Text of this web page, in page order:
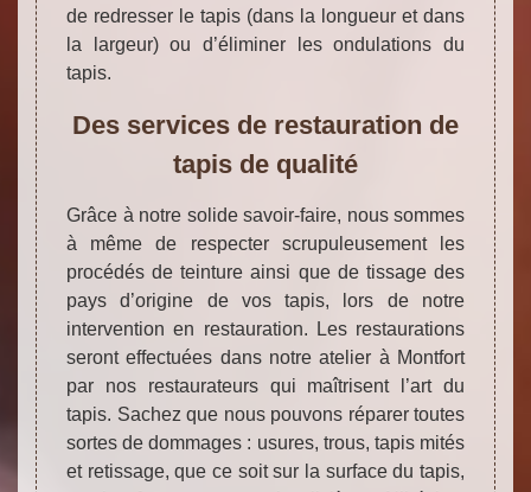
de redresser le tapis (dans la longueur et dans
la largeur) ou d’éliminer les ondulations du
tapis.
Des services de restauration de
tapis de qualité
Grâce à notre solide savoir-faire, nous sommes
à même de respecter scrupuleusement les
procédés de teinture ainsi que de tissage des
pays d’origine de vos tapis, lors de notre
intervention en restauration. Les restaurations
seront effectuées dans notre atelier à Montfort
par nos restaurateurs qui maîtrisent l’art du
tapis. Sachez que nous pouvons réparer toutes
sortes de dommages : usures, trous, tapis mités
et retissage, que ce soit sur la surface du tapis,